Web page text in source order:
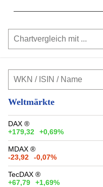
Weltmärkte
DAX ®
+179,32
+0,69%
MDAX ®
-23,92
-0,07%
TecDAX ®
+67,79
+1,69%